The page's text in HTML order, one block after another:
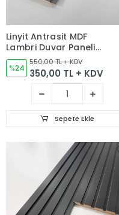
Linyit Antrasit MDF
Lambri Duvar Paneli
15cm
%24
550,00 TL + KDV
350,00 TL + KDV
Sepete Ekle